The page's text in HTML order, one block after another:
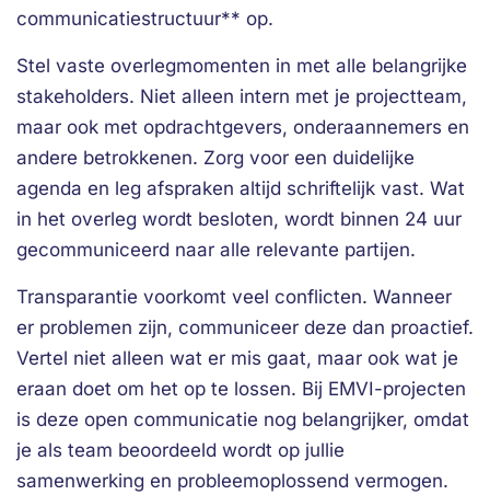
communicatiestructuur** op.
Stel vaste overlegmomenten in met alle belangrijke
stakeholders. Niet alleen intern met je projectteam,
maar ook met opdrachtgevers, onderaannemers en
andere betrokkenen. Zorg voor een duidelijke
agenda en leg afspraken altijd schriftelijk vast. Wat
in het overleg wordt besloten, wordt binnen 24 uur
gecommuniceerd naar alle relevante partijen.
Transparantie voorkomt veel conflicten. Wanneer
er problemen zijn, communiceer deze dan proactief.
Vertel niet alleen wat er mis gaat, maar ook wat je
eraan doet om het op te lossen. Bij EMVI-projecten
is deze open communicatie nog belangrijker, omdat
je als team beoordeeld wordt op jullie
samenwerking en probleemoplossend vermogen.